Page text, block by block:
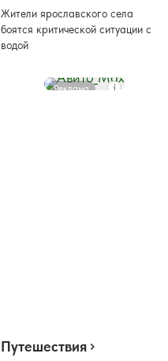
Жители ярославского села
боятся критической ситуации с
водой
Реклама
Путешествия